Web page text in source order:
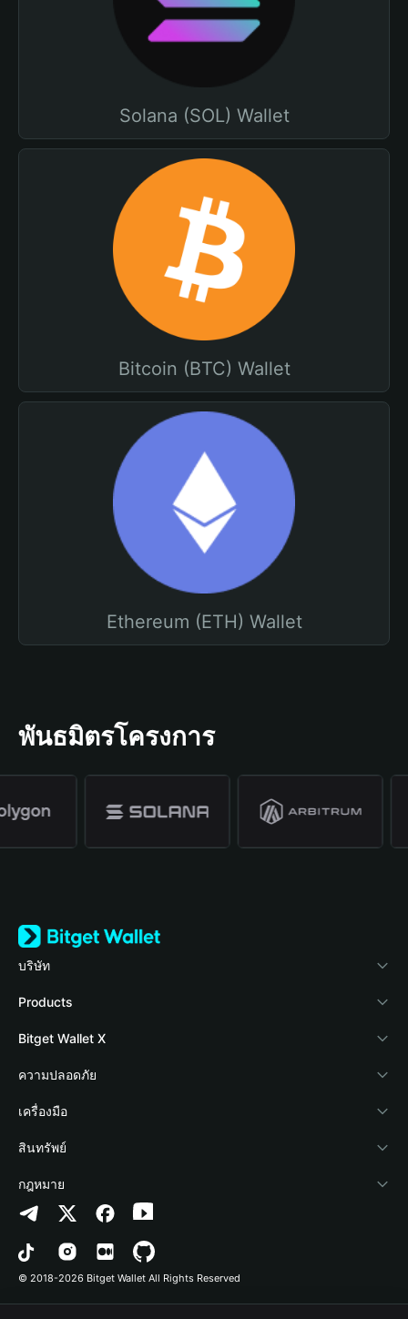
Solana (SOL) Wallet
Bitcoin (BTC) Wallet
Ethereum (ETH) Wallet
พันธมิตรโครงการ
บริษัท
เกี่ยวกับ Bitget Wallet
Blog
Academy
ข่าวสารด้านคริปโต
ศูนย์ช่วยเหลือ
ติดต่อเรา
ทรัพยากรข้อมูลของแบรนด์
อาชีพ
Products
Crypto Card
Stablecoin Earn
Payfi Crypto
Crypto Swap API
Altcoin Season Index
Prediction Markets
DApp
Bitget Wallet X
นักพัฒนา
เชื่อมต่อ Wallet
Bitget Wallet Pay
ลิสต์โปรเจกต์
ความปลอดภัย
Protection Fund
เทคโนโลยีความปลอดภัย
เครื่องมือ
ซื้อคริปโต
การตรวจจับการอนุญาต
การตรวจจับสัญญา
การโอนเป็นชุด
สินทรัพย์
Arbitrum
Avalanche
Bitcoin
กฎหมาย
นโยบายความเป็นส่วนตัว
ข้อตกลงในการใช้บริการ
© 2018-2026 Bitget Wallet All Rights Reserved